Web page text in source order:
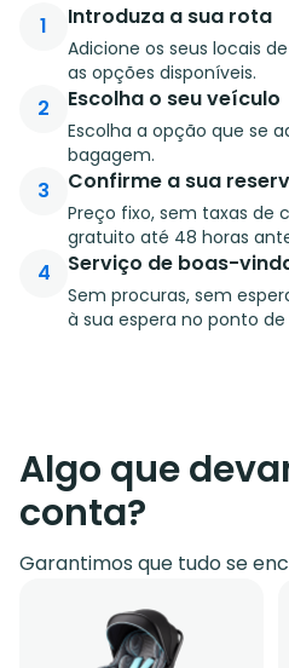
1 Introduza a sua rota
Adicione os seus locais
as opções disponíveis.
2 Escolha o seu veículo
Escolha a opção que se
bagagem.
3 Confirme a sua
Preço fixo, sem taxas
gratuito até 48 horas
4 Serviço de boas-
Sem procuras, sem
à sua espera no ponto
Algo que
conta?
Garantimos que tudo se